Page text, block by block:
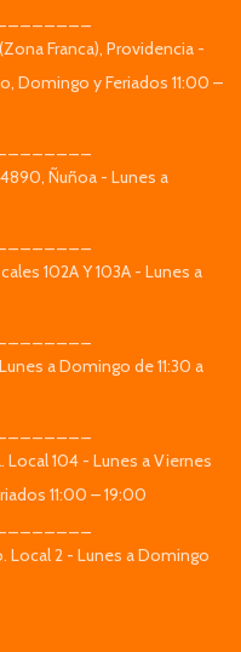
Franca), Providencia -
Domingo y Feriados 11:00 –
Ñuñoa - Lunes a
102A Y 103A - Lunes a
a Domingo de 11:30 a
Local 104 - Lunes a Viernes
11:00 – 19:00
Local 2 - Lunes a Domingo